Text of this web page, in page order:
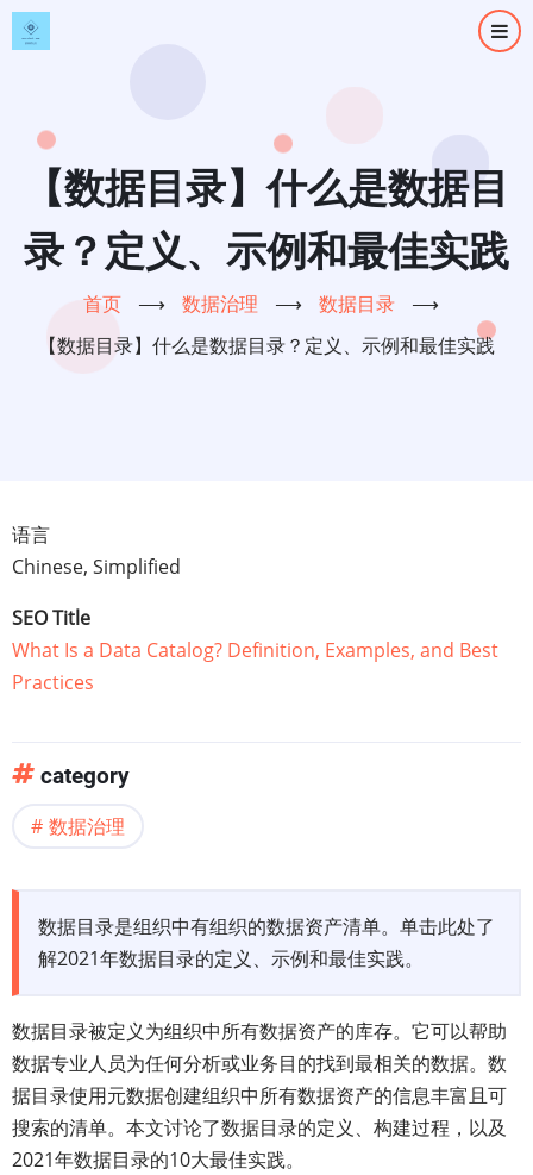
跳
转
【数据目录】什么是数据目
录？定义、示例和最佳实践
首页 ⟶ 数据治理 ⟶ 数据目录
⟶
【数据目录】什么是数据目录？定义、示例和最佳实践
语言
Chinese, Simplified
SEO Title
What Is a Data Catalog? Definition, Examples, and Best
Practices
category
数据治理
数据目录是组织中有组织的数据资产清单。单击此处了
解2021年数据目录的定义、示例和最佳实践。
数据目录被定义为组织中所有数据资产的库存。它可以帮助
数据专业人员为任何分析或业务目的找到最相关的数据。数
据目录使用元数据创建组织中所有数据资产的信息丰富且可
搜索的清单。本文讨论了数据目录的定义、构建过程，以及
2021年数据目录的10大最佳实践。